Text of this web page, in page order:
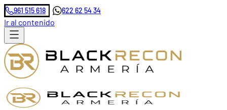
961 515 618 622 62 54 34
Ir al contenido